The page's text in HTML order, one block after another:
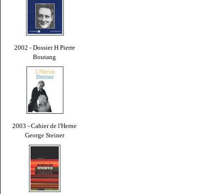
2002 - Dossier H Pierre
Boutang
2003 - Cahier de l'Herne
George Steiner